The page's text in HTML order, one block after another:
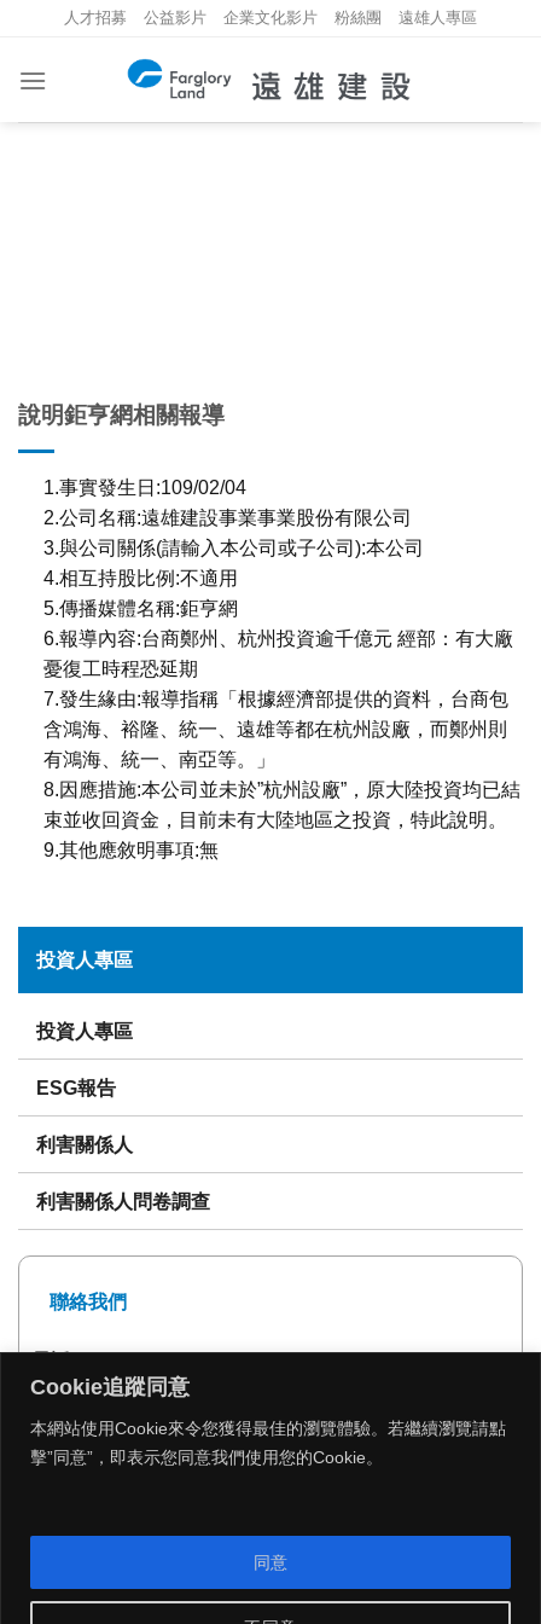
Cookie追蹤同意
本網站使用Cookie來令您獲得最佳的瀏覽體驗。若繼續瀏覽請點
擊”同意”，即表示您同意我們使用您的Cookie。
同意
content
人才招募 公益影片 企業文化影片 粉絲團 遠雄人專區
投資人專區
投資人專區
ESG報告
利害關係人
利害關係人問卷調查
聯絡我們
電話: 02-27239999
傳真: 02-27293399
說明鉅亨網相關報導
1.事實發生日:109/02/04
2.公司名稱:遠雄建設事業事業股份有限公司
3.與公司關係(請輸入本公司或子公司):本公司
4.相互持股比例:不適用
5.傳播媒體名稱:鉅亨網
6.報導內容:台商鄭州、杭州投資逾千億元 經部：有大廠
憂復工時程恐延期
7.發生緣由:報導指稱「根據經濟部提供的資料，台商包
含鴻海、裕隆、統一、遠雄等都在杭州設廠，而鄭州則
有鴻海、統一、南亞等。」
8.因應措施:本公司並未於”杭州設廠”，原大陸投資均已結
束並收回資金，目前未有大陸地區之投資，特此說明。
9.其他應敘明事項:無
MENU